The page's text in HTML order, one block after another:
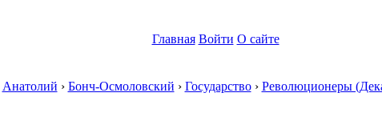
Главная Войти О сайте
Анатолий › Бонч-Осмоловский › Государство› Революционеры